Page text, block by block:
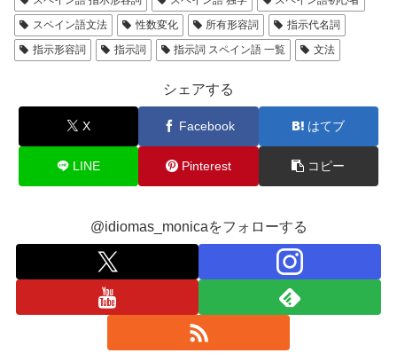
スペイン語文法
性数変化 所有形容詞
指示代名詞
指示形容詞
指示詞 指示詞 スペイン語 一覧 文法
シェアする
X Facebook はてブ
LINE Pinterest コピー
@idiomas_monicaをフォローする